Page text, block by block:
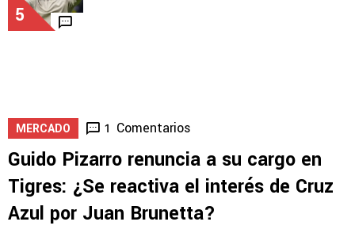
5
MERCADO 1 Comentarios
Guido Pizarro renuncia a su cargo en
Tigres: ¿Se reactiva el interés de Cruz
Azul por Juan Brunetta?